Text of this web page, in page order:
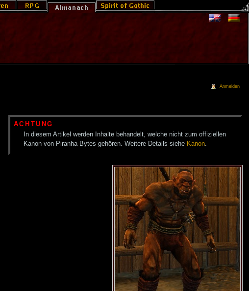
ACHTUNG
In diesem Artikel werden Inhalte behandelt, welche nicht zum offiziellen
Kanon von Piranha Bytes gehören. Weitere Details siehe Kanon
Anmelden